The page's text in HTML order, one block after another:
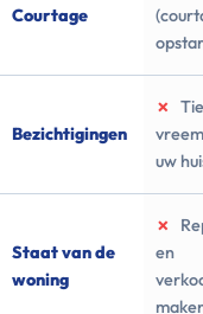
Courtage
Bezichtigingen
✗
uw
Staat van de
woning
✗
en